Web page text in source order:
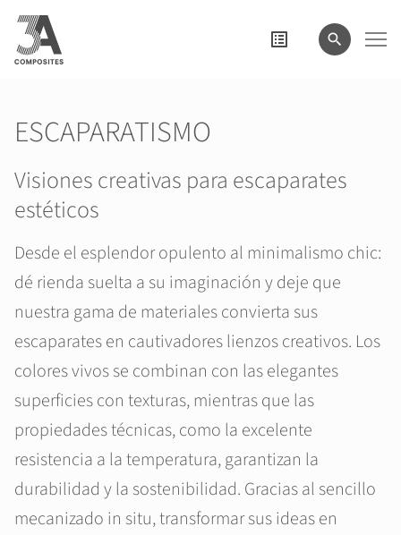
el
término
de
ESCAPARATISMO
Visiones creativas para escaparates
estéticos
Desde el esplendor opulento al minimalismo chic:
dé rienda suelta a su imaginación y deje que
nuestra gama de materiales convierta sus
escaparates en cautivadores lienzos creativos. Los
colores vivos se combinan con las elegantes
superficies con texturas, mientras que las
propiedades técnicas, como la excelente
resistencia a la temperatura, garantizan la
durabilidad y la sostenibilidad. Gracias al sencillo
mecanizado in situ, transformar sus ideas en